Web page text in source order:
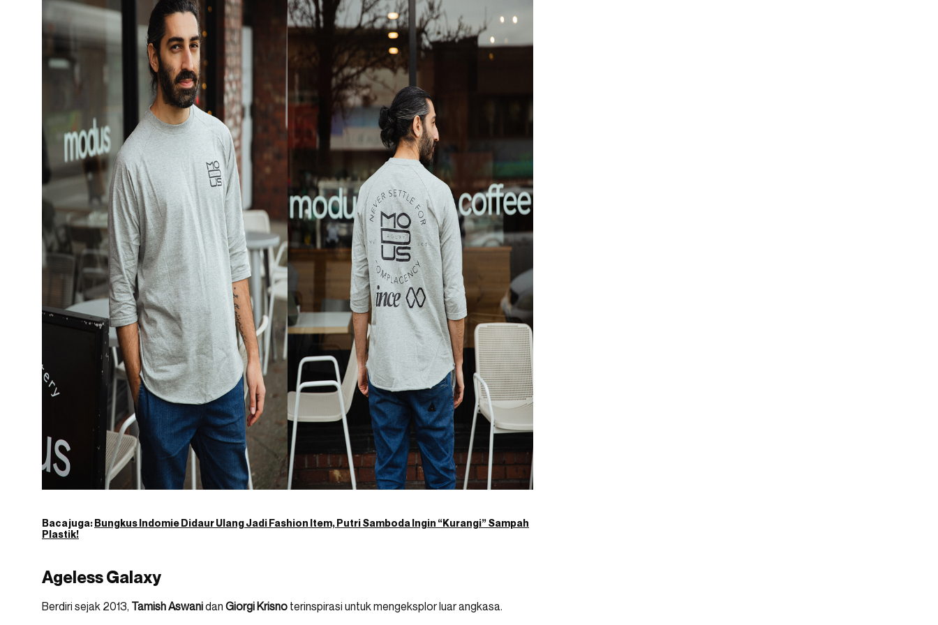
Baca juga:Bungkus Indomie Didaur Ulang Jadi Fashion Item, Putri Samboda Ingin “Kurangi” Sampah
Plastik!
Ageless Galaxy
Berdiri sejak 2013, Tamish Aswanidan Giorgi Krisno terinspirasi untuk mengeksplor luar angkasa.